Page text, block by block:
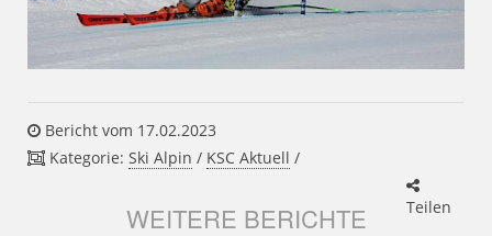
Bericht vom 17.02.2023
Kategorie: Ski Alpin / KSC Aktuell /
Teilen
WEITERE BERICHTE